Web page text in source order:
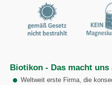
Biotikon - Das macht uns
Weltweit erste Firma, die